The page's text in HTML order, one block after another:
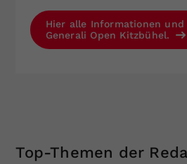
Hier alle Informationen und
Generali Open Kitzbühel.
Top-Themen der